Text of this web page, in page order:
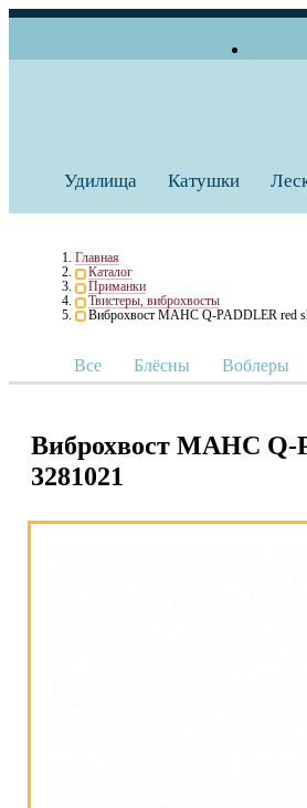
Удилища Катушки
Главная
Каталог
Приманки
Твистеры, виброхвосты
Виброхвост МАНС Q-PADDLER red
Все Блёсны Воблеры
Виброхвост МАНС Q-
3281021